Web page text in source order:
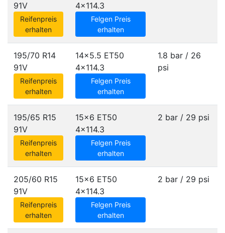
91V
Reifenpreis
erhalten
4x114.3
Felgen Preis
erhalten
195/70 R14
91V
Reifenpreis
erhalten
14x5.5 ET50
4x114.3
Felgen Preis
erhalten
1.8 bar / 26
psi
195/65 R15
91V
Reifenpreis
erhalten
15x6 ET50
4x114.3
Felgen Preis
erhalten
2 bar / 29 psi
205/60 R15
91V
Reifenpreis
erhalten
15x6 ET50
4x114.3
Felgen Preis
erhalten
2 bar / 29 psi